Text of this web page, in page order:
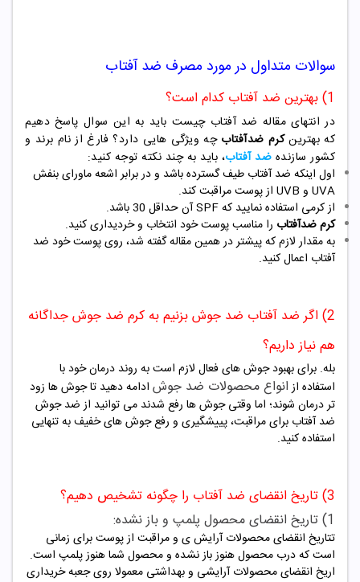
سوالات متداول در مورد مصرف ضد آفتاب
1) بهترین ضد آفتاب کدام است؟
در انتهای مقاله ضد آفتاب چیست باید به این سوال پاسخ دهیم
که بهترینکرم ضدآفتاب چه ویژگی هایی دارد؟ فارغ از نام برند و
کشور سازنده ضد آفتاب، باید به چند نکته توجه کنید:
اول اینکه ضد آفتاب طیف گسترده باشد و در برابر اشعه ماورای بنفش
UVA و UVB از پوست مراقبت کند.
از کرمی استفاده نمایید که SPF آن حداقل 30 باشد.
کرم ضدآفتاب را مناسب پوست خود انتخاب و خردیداری کنید.
به مقدار لازم که پیشتر در همین مقاله گفته شد، روی پوست خود ضد
آفتاب اعمال کنید.
2) اگر ضد آفتاب ضد جوش بزنیم به کرم ضد جوش جداگانه
هم نیاز داریم؟
بله. برای بهبود جوش های فعال لازم است به روند درمان خود با
استفاده از انواع محصولات ضد جوش ادامه دهید تا جوش ها زود
تر درمان شوند؛ اما وقتی جوش ها رفع شدند می توانید از ضد جوش
ضد آفتاب برای مراقبت، پییشگیری و رفع جوش های خفیف به تنهایی
استفاده کنید.
3) تاریخ انقضای ضد آفتاب را چگونه تشخیص دهیم؟
1) تاریخ انقضای محصول پلمپ و باز نشده:
تتاریخ انقضای محصولات آرایش ی و مراقبت از پوست برای زمانی
است که درب محصول هنوز باز نشده و محصول شما هنوز پلمپ است.
اریخ انقضای محصولات آرایشی و بهداشتی معمولا روی جعبه خریداری